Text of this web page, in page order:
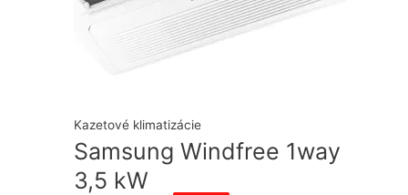
Kazetové klimatizácie
Samsung Windfree 1way
3,5 kW